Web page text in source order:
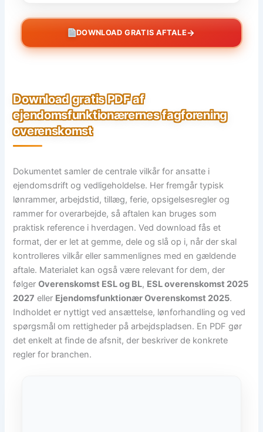
DOWNLOAD GRATIS AFTALE→
Download gratis PDF af
ejendomsfunktionærernes fagforening
overenskomst
Dokumentet samler de centrale vilkår for ansatte i
ejendomsdrift og vedligeholdelse. Her fremgår typisk
lønrammer, arbejdstid, tillæg, ferie, opsigelsesregler og
rammer for overarbejde, så aftalen kan bruges som
praktisk reference i hverdagen. Ved download fås et
format, der er let at gemme, dele og slå op i, når der skal
kontrolleres vilkår eller sammenlignes med en gældende
aftale. Materialet kan også være relevant for dem, der
følgerOverenskomst ESL og BL, ESL overenskomst 2025
2027 eller Ejendomsfunktionær Overenskomst 2025.
Indholdet er nyttigt ved ansættelse, lønforhandling og ved
spørgsmål om rettigheder på arbejdspladsen. En PDF gør
det enkelt at finde de afsnit, der beskriver de konkrete
regler for branchen.